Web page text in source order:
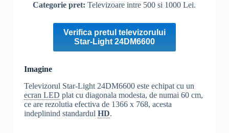
Categorie pret:Televizoare intre 500 si 1000 Lei.
Verifica pretul televizorului
Star-Light 24DM6600
Imagine
Televizorul Star-Light 24DM6600 este echipat cu un
ecran LED plat cu diagonala modesta, de numai 60 cm,
ce are rezolutia efectiva de 1366 x 768, acesta
indeplinind standardul HD.